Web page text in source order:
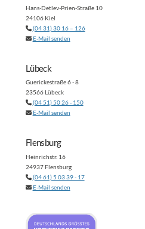
Hans-Detlev-Prien-Straße 10
24106 Kiel
(04 31) 30 16 – 126
E-Mail senden
Lübeck
Guerickestraße 6 - 8
23566 Lübeck
(04 51) 50 26 - 150
E-Mail senden
Flensburg
Heinrichstr. 16
24937 Flensburg
(04 61) 5 03 39 - 17
E-Mail senden